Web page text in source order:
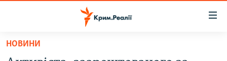
Перейти
НОВИНИ